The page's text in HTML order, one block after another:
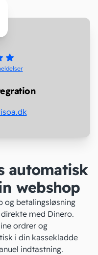
automatisk
webshop
og betalingsløsning
med Dinero.
ordrer og
i din kassekladde
indtastning.